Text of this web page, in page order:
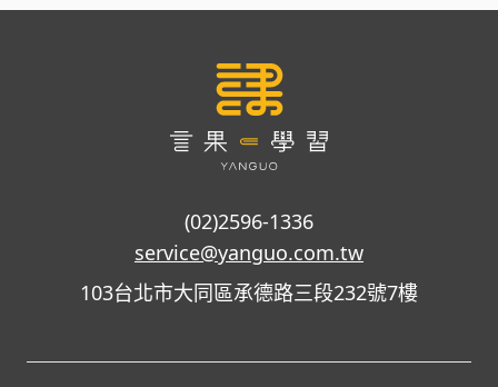
(02)2596-1336
service@yanguo.com.tw
103台北市大同區承德路三段232號7樓